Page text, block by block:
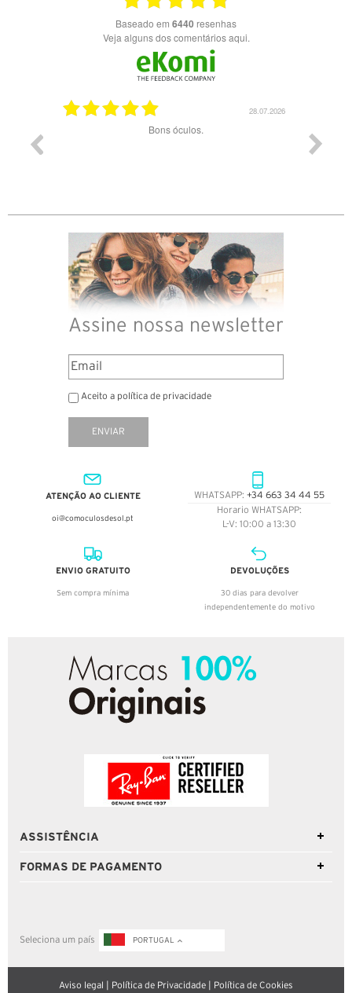
Baseado em 6440 resenhas
Veja alguns dos comentários aqui.
28.07.2026
Bons óculos.
Assine nossa newsletter
Aceito a política de privacidade
ENVIAR
ATENÇÃO AO CLIENTE
oi@comoculosdesol.pt
WHATSAPP: +34 663 34 44 55
Horario WHATSAPP:
L-V: 10:00 a 13:30
ENVIO GRATUITO
Sem compra mínima
DEVOLUÇÕES
30 dias para devolver
independentemente do motivo
ASSISTÊNCIA
FORMAS DE PAGAMENTO
Seleciona um país PORTUGAL
Aviso legal Política de Privacidade Política de Cookies